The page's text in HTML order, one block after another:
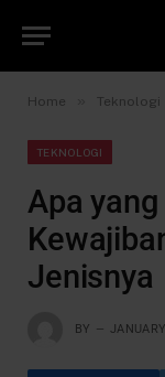
Home Teknologi
TEKNOLOGI
Apa
Jenisnya
BY